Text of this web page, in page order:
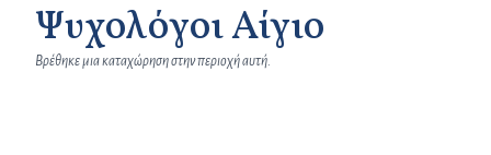
Ψυχολόγοι Αίγιο
Βρέθηκε μια καταχώρηση στην περιοχή αυτή.